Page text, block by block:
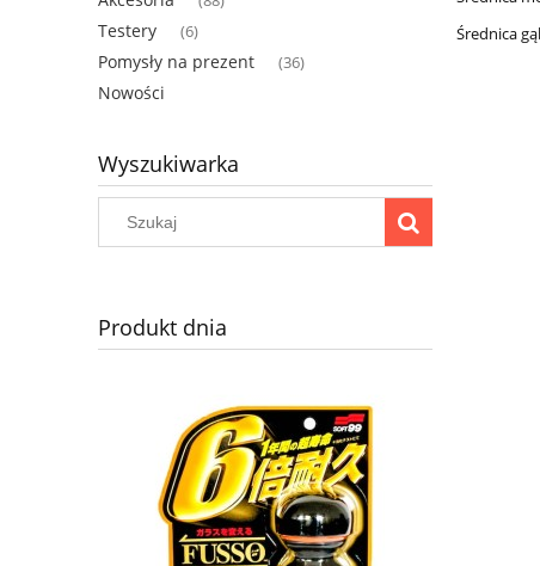
Testery (6)
Pomysły na prezent (36)
Nowości
Wyszukiwarka
Produkt dnia
Średnica